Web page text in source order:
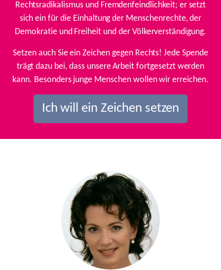
Rechtsradikalismus und Fremdenfeindlichkeit; er setzt
sich ein für die Einhaltung der Menschenrechte, der
Demokratie und Freiheit und der Völkerverständigung.
Setzen auch Sie ein Zeichen gegen Rechts! Jede Spende
trägt dazu bei, dass unsere Arbeit fortgesetzt werden
kann. Besonders junge Menschen wollen wir erreichen.
Ich will ein Zeichen setzen